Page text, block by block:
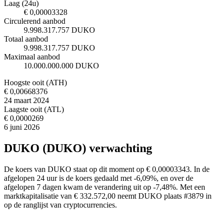
Laag (24u)
€ 0,00003328
Circulerend aanbod
9.998.317.757 DUKO
Totaal aanbod
9.998.317.757 DUKO
Maximaal aanbod
10.000.000.000 DUKO
Hoogste ooit (ATH)
€ 0,00668376
24 maart 2024
Laagste ooit (ATL)
€ 0,0000269
6 juni 2026
DUKO (DUKO) verwachting
De koers van DUKO staat op dit moment op € 0,00003343. In de
afgelopen 24 uur is de koers gedaald met -6,09%, en over de
afgelopen 7 dagen kwam de verandering uit op -7,48%. Met een
marktkapitalisatie van € 332.572,00 neemt DUKO plaats #3879 in
op de ranglijst van cryptocurrencies.